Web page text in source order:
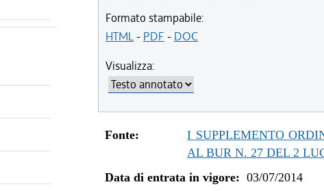
dal 13/01/2016 al 26/07/2017
dal 07/01/2015 al 12/01/2016
Formato stampabile:
HTML- PDF - DOC
Visualizza:
Fonte:
I SUPPLEMENTO
AL BUR N. 27 DEL 2
Data di entrata in vigore: 03/07/2014